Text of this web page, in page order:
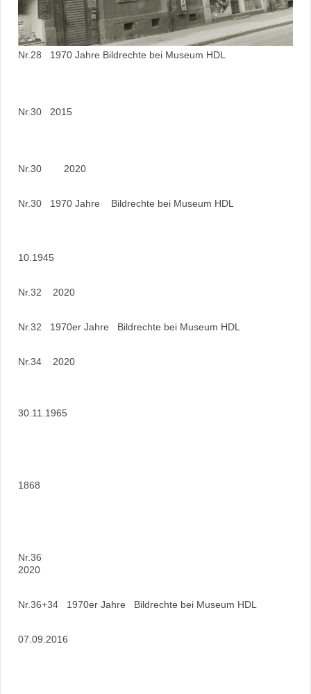
Nr.28 1970 Jahre Bildrechte bei Museum HDL
Nr.30 2015
Nr.30 2020
Nr.30 1970 Jahre Bildrechte bei Museum HDL
10.1945
Nr.32 2020
Nr.32 1970er Jahre Bildrechte bei Museum HDL
Nr.34 2020
30.11.1965
1868
Nr.36
2020
Nr.36+34 1970er Jahre Bildrechte bei Museum HDL
07.09.2016